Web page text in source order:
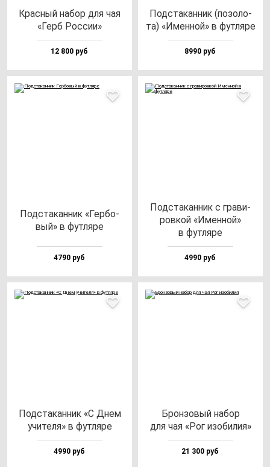
Крас­ный на­бор для чая
«Герб Рос­сии»
12 800 руб
Под­ста­кан­ник (по­зо­ло­
та) «Имен­ной» в фут­ля­ре
8990 руб
Под­ста­кан­ник «Гер­бо­
вый» в фут­ля­ре
4790 руб
Под­ста­кан­ник с гра­ви­
ров­кой «Имен­ной»
в фут­ля­ре
4990 руб
Под­ста­кан­ник «С Днем
учи­те­ля» в фут­ля­ре
4990 руб
Брон­зо­вый на­бор
для чая «Рог изо­би­лия»
21 300 руб